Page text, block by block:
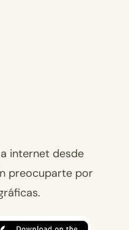
internet desde
preocuparte por